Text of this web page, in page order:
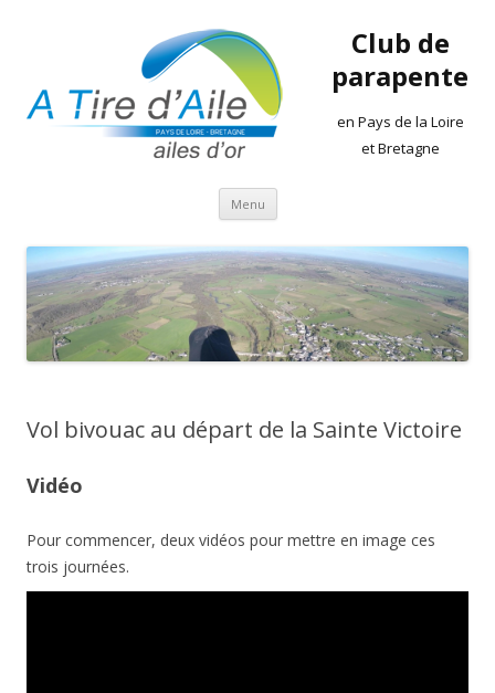
Club de
parapente
en Pays de la Loire
et Bretagne
Menu Aller
contenu
Vol bivouac au départ de la Sainte Victoire
Vidéo
Pour commencer, deux vidéos pour mettre en image ces
trois journées.